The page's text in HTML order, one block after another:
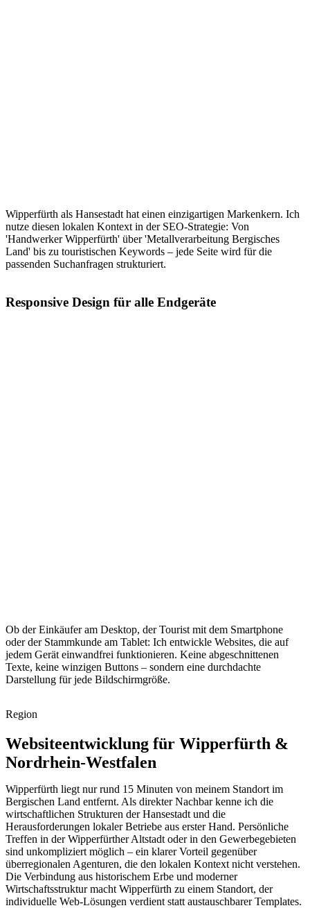
Wipperfürth als Hansestadt hat einen einzigartigen Markenkern. Ich
nutze diesen lokalen Kontext in der SEO-Strategie: Von
'Handwerker Wipperfürth' über 'Metallverarbeitung Bergisches
Land' bis zu touristischen Keywords – jede Seite wird für die
passenden Suchanfragen strukturiert.
Responsive Design für alle Endgeräte
Ob der Einkäufer am Desktop, der Tourist mit dem Smartphone
oder der Stammkunde am Tablet: Ich entwickle Websites, die auf
jedem Gerät einwandfrei funktionieren. Keine abgeschnittenen
Texte, keine winzigen Buttons – sondern eine durchdachte
Darstellung für jede Bildschirmgröße.
Region
Websiteentwicklung für Wipperfürth &
Nordrhein-Westfalen
Wipperfürth liegt nur rund 15 Minuten von meinem Standort im
Bergischen Land entfernt. Als direkter Nachbar kenne ich die
wirtschaftlichen Strukturen der Hansestadt und die
Herausforderungen lokaler Betriebe aus erster Hand. Persönliche
Treffen in der Wipperfürther Altstadt oder in den Gewerbegebieten
sind unkompliziert möglich – ein klarer Vorteil gegenüber
überregionalen Agenturen, die den lokalen Kontext nicht verstehen.
Die Verbindung aus historischem Erbe und moderner
Wirtschaftsstruktur macht Wipperfürth zu einem Standort, der
individuelle Web-Lösungen verdient statt austauschbarer Templates.